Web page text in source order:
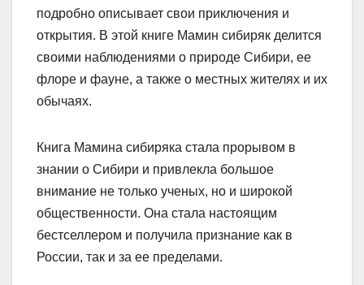
подробно описывает свои приключения и
открытия. В этой книге Мамин сибиряк делится
своими наблюдениями о природе Сибири, ее
флоре и фауне, а также о местных жителях и их
обычаях.
Книга Мамина сибиряка стала прорывом в
знании о Сибири и привлекла большое
внимание не только ученых, но и широкой
общественности. Она стала настоящим
бестселлером и получила признание как в
России, так и за ее пределами.